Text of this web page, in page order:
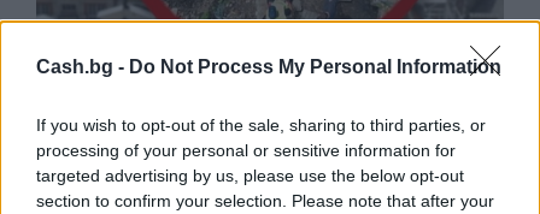
Cash.bg - Do Not Process My Personal Information
If you wish to opt-out of the sale, sharing to third parties, or
processing of your personal or sensitive information for
targeted advertising by us, please use the below opt-out
section to confirm your selection. Please note that after your
откриха под кафене за сладолед в
Полша
07.08.2026 / 16:00